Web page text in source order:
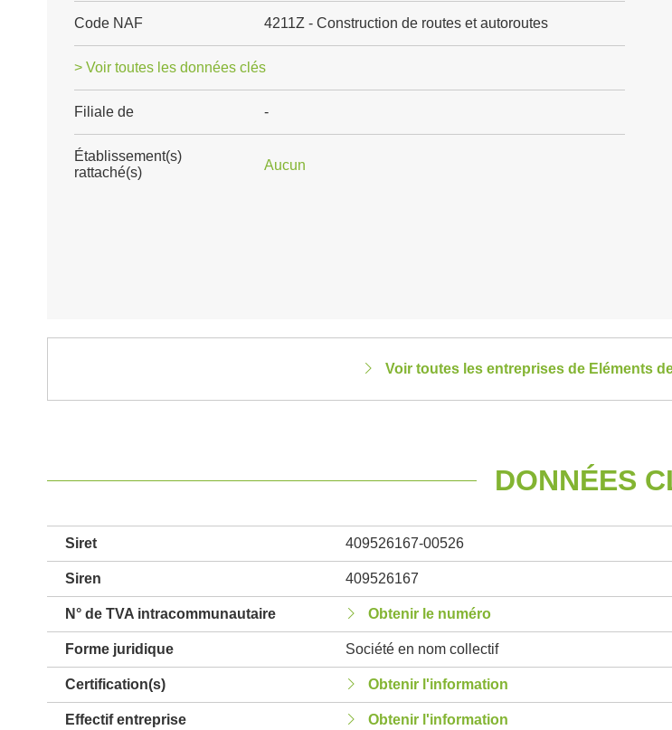
Code NAF 4211Z - Construction de routes et autoroutes
> Voir toutes les données clés
Filiale de -
Établissement(s)
rattaché(s)
Aucun
Voir toutes les entreprises de Eléments
DONNÉES
Siret 409526167-00526
Siren 409526167
N° de TVA intracommunautaire Obtenir le numéro
Forme juridique Société en nom collectif
Certification(s) Obtenir l'information
Effectif entreprise Obtenir l'information